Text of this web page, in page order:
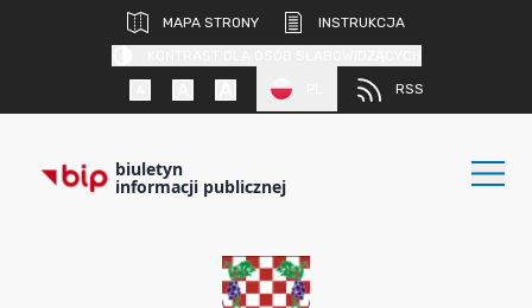
MAPA STRONY
INSTRUKCJA
RSS
biuletyn
informacji publicznej